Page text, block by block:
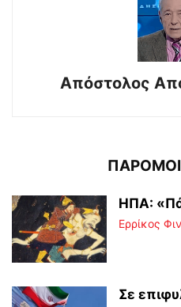
Απόστολος
ΗΠΑ:
Ερρίκος
Σε